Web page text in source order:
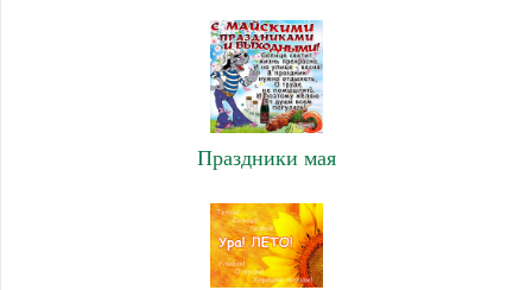
Праздники мая